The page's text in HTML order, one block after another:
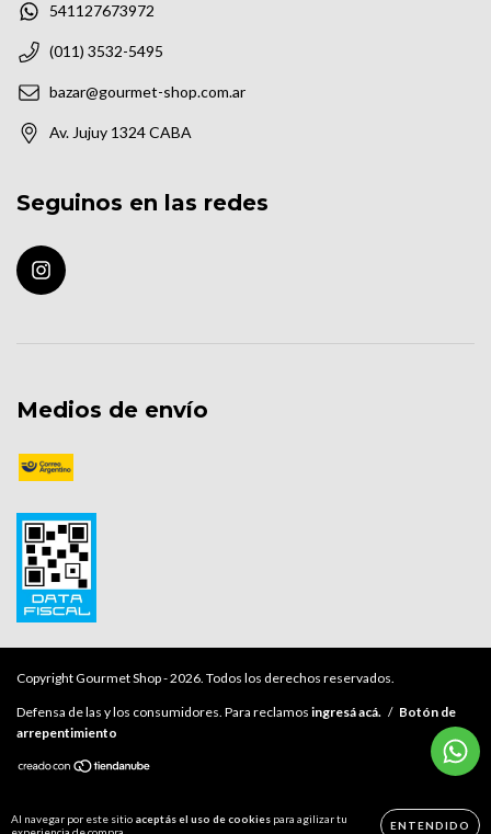
Al navegar por este sitio aceptás el uso de cookies para agilizar tu
ENTENDIDO
541127673972
(011) 3532-5495
bazar@gourmet-shop.com.ar
Av. Jujuy 1324 CABA
Seguinos en las redes
Medios de envío
Copyright Gourmet Shop - 2026. Todos los derechos reservados.
Defensa de las y los consumidores. Para reclamos ingresá acá. / Botón de
arrepentimiento